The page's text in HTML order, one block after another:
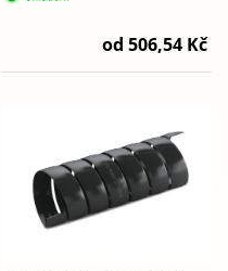
od 506,54 Kč